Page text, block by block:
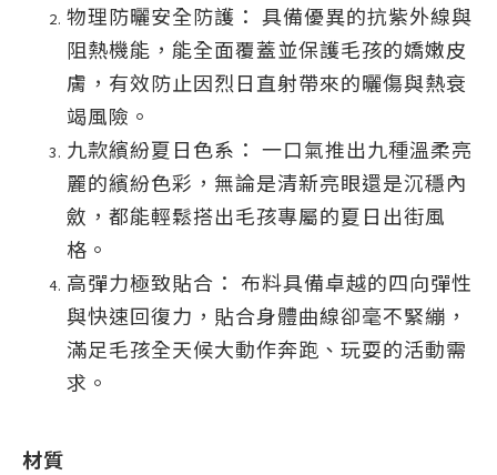
物理防曬安全防護： 具備優異的抗紫外線與
阻熱機能，能全面覆蓋並保護毛孩的嬌嫩皮
膚，有效防止因烈日直射帶來的曬傷與熱衰
竭風險。
九款繽紛夏日色系： 一口氣推出九種溫柔亮
麗的繽紛色彩，無論是清新亮眼還是沉穩內
斂，都能輕鬆搭出毛孩專屬的夏日出街風
格。
高彈力極致貼合： 布料具備卓越的四向彈性
與快速回復力，貼合身體曲線卻毫不緊繃，
滿足毛孩全天候大動作奔跑、玩耍的活動需
求。
材質